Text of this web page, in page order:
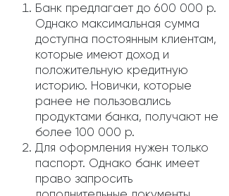
Банк предлагает до 600 000 р.
Однако максимальная сумма
доступна постоянным клиентам,
которые имеют доход и
положительную кредитную
историю. Новички, которые
ранее не пользовались
продуктами банка, получают не
более 100 000 р.
Для оформления нужен только
паспорт. Однако банк имеет
право запросить